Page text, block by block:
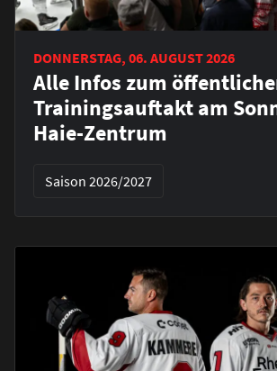
DONNERSTAG, 06. AUGUST 2026
Alle Infos zum
Trainingsauftakt am
Haie-Zentrum
Saison 2026/2027